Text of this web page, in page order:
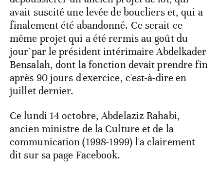
avait suscité une levée de boucliers et, qui a
finalement été abandonné. Ce serait ce
même projet qui a été rermis au goût du
jour`par le président intérimaire Abdelkader
Bensalah, dont la fonction devait prendre fin
après 90 jours d'exercice, c'est-à-dire en
juillet dernier.
Ce lundi 14 octobre, Abdelaziz Rahabi,
ancien ministre de la Culture et de la
communication (1998-1999) l'a clairement
dit sur sa page Facebook.